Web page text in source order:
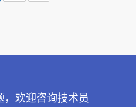
欢迎咨询技术员